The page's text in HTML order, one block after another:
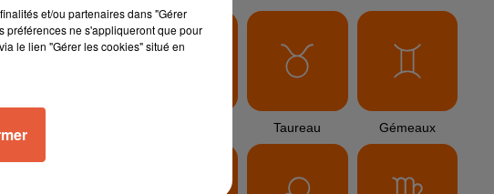
3 août 2026
Sauvage'On Festival : une première
édition électro attendue au cœur...
et/ou partenaires dans "Gérer
préférences ne s'appliqueront que pour
le lien "Gérer les cookies" situé en